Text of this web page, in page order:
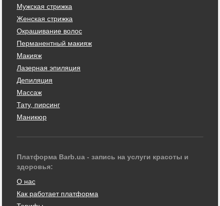
Мужская стрижка
Женская стрижка
Окрашивание волос
Перманентный макияж
Макияж
Лазерная эпиляция
Депиляция
Массаж
Тату, пирсинг
Маникюр
Платформа Barb.ua - запись на услуги красоты и
здоровья:
О нас
Как работает платформа